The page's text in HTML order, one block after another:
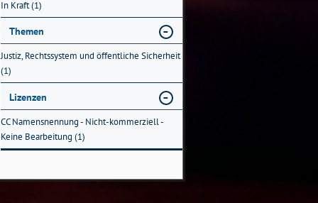
In Kraft (1)
Themen
Justiz, Rechtssystem und öffentliche Sicherheit
(1)
Lizenzen
CC Namensnennung - Nicht-kommerziell -
Keine Bearbeitung (1)